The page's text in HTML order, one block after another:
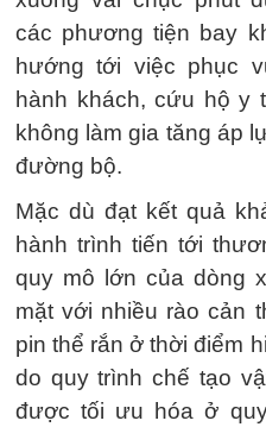
các phương tiện bay
hướng tới việc phục
hành khách, cứu hộ y
không làm gia tăng áp
đường bộ.
Mặc dù đạt kết quả
hành trình tiến tới
quy mô lớn của dòng
mặt với nhiều rào cản
pin thể rắn ở thời điểm
do quy trình chế tạo
được tối ưu hóa ở